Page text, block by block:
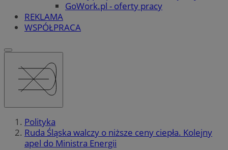
GoWork.pl - oferty pracy
REKLAMA
WSPÓŁPRACA
Polityka
Ruda Śląska walczy o niższe ceny ciepła. Kolejny
apel do Ministra Energii